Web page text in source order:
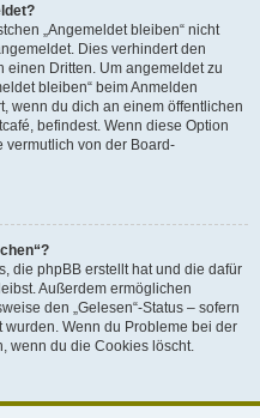
„Angemeldet bleiben“ nicht
Dies verhindert den
einen Dritten. Um angemeldet zu
bleiben“ beim Anmelden
wenn du dich an einem öffentlichen
befindest. Wenn diese Option
vermutlich von der Board-
die phpBB erstellt hat und die dafür
Außerdem ermöglichen
den „Gelesen“-Status – sofern
Wenn du Probleme bei der
wenn du die Cookies löscht.